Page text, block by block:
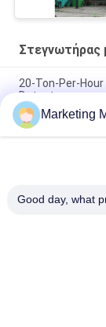
Στεγνωτήρας
20-Ton-Per-
Detector
Κάθε παρτίδα
λειτουργία του
50-Ton Per
Marketing
Good day, what